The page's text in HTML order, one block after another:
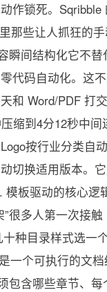
作锁死。Sqribble
那些让人抓狂的
瞬间结构化它不
代码自动化。这
和 Word/PDF 打
缩到4分12秒中
按行业分类自
切换适用版本。
板驱动的核心逻
很多人第一次接
种目录样式选一
一个可执行的文
包含哪些章节、